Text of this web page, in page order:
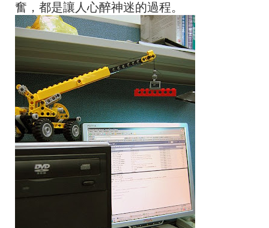
奮，都是讓人心醉神迷的過程。